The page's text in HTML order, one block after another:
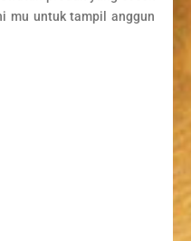
mu untuk tampil anggun